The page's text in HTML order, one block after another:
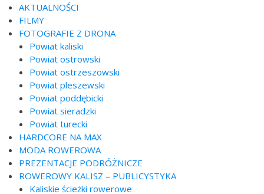
AKTUALNOŚCI
FILMY
FOTOGRAFIE Z DRONA
Powiat kaliski
Powiat ostrowski
Powiat ostrzeszowski
Powiat pleszewski
Powiat poddębicki
Powiat sieradzki
Powiat turecki
HARDCORE NA MAX
MODA ROWEROWA
PREZENTACJE PODRÓŻNICZE
ROWEROWY KALISZ – PUBLICYSTYKA
Kaliskie ścieżki rowerowe